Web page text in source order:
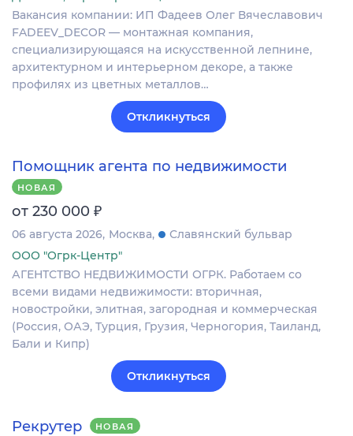
Вакансия компании: ИП Фадеев Олег Вячеславович
FADEEV_DECOR — монтажная компания,
специализирующаяся на искусственной лепнине,
архитектурном и интерьерном декоре, а также
профилях из цветных металлов…
Откликнуться
Помощник агента по недвижимости
НОВАЯ
от 230 000 ₽
06 августа 2026 Москва
Славянский бульвар
ООО "Огрк-Центр"
АГЕНТСТВО НЕДВИЖИМОСТИ ОГРК. Работаем со
всеми видами недвижимости: вторичная,
новостройки, элитная, загородная и коммерческая
(Россия, ОАЭ, Турция, Грузия, Черногория, Таиланд,
Бали и Кипр)
Откликнуться
Рекрутер НОВАЯ